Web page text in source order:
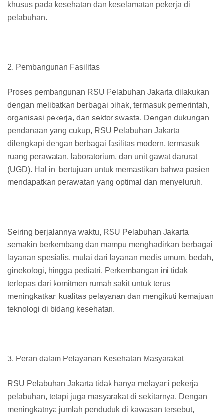
khusus pada kesehatan dan keselamatan pekerja di
pelabuhan.
2. Pembangunan Fasilitas
Proses pembangunan RSU Pelabuhan Jakarta dilakukan
dengan melibatkan berbagai pihak, termasuk pemerintah,
organisasi pekerja, dan sektor swasta. Dengan dukungan
pendanaan yang cukup, RSU Pelabuhan Jakarta
dilengkapi dengan berbagai fasilitas modern, termasuk
ruang perawatan, laboratorium, dan unit gawat darurat
(UGD). Hal ini bertujuan untuk memastikan bahwa pasien
mendapatkan perawatan yang optimal dan menyeluruh.
Seiring berjalannya waktu, RSU Pelabuhan Jakarta
semakin berkembang dan mampu menghadirkan berbagai
layanan spesialis, mulai dari layanan medis umum, bedah,
ginekologi, hingga pediatri. Perkembangan ini tidak
terlepas dari komitmen rumah sakit untuk terus
meningkatkan kualitas pelayanan dan mengikuti kemajuan
teknologi di bidang kesehatan.
3. Peran dalam Pelayanan Kesehatan Masyarakat
RSU Pelabuhan Jakarta tidak hanya melayani pekerja
pelabuhan, tetapi juga masyarakat di sekitarnya. Dengan
meningkatnya jumlah penduduk di kawasan tersebut,